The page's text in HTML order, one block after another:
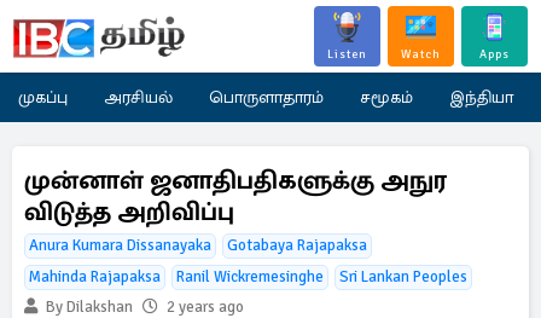
Listen Watch Apps
முகப்பு அரசியல் பொருளாதாரம் சமூகம் இந்தியா
முன்னாள் ஜனாதிபதிகளுக்கு அநுர
விடுத்த அறிவிப்பு
Anura Kumara Dissanayaka
Gotabaya Rajapaksa
Mahinda Rajapaksa
Ranil Wickremesinghe
Sri Lankan Peoples
By Dilakshan
2 years ago